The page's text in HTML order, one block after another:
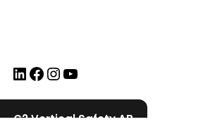
LinkedIn
Facebook
Instagram
YouTube
C2 Vertical Safety AB